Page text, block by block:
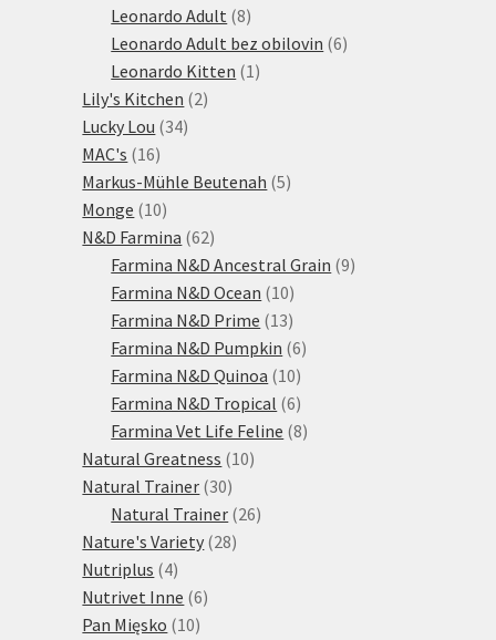
produktů
Leonardo Adult 88
produktů
Leonardo Adult bez obilovin 66
Leonardo Kitten 1 1
Lily's Kitchen 22
Lucky Lou 3434
MAC's 1616
produktů
Markus-Mühle Beutenah 55
Monge 1010
produktů
N&D Farmina 6262
produktů
Farmina N&D Ancestral Grain 99
Farmina N&D Ocean 1010
produktů
Farmina N&D Prime 1313
produktů
Farmina N&D Pumpkin 66
Farmina N&D Quinoa 1010
produktů
Farmina N&D Tropical 66
produktů
Farmina Vet Life Feline 88
Natural Greatness 1010
Natural Trainer 3030
produktů
Natural Trainer 2626
Nature's Variety 2828
Nutriplus 44
produkty
Nutrivet Inne 66
Pan Mięsko 1010